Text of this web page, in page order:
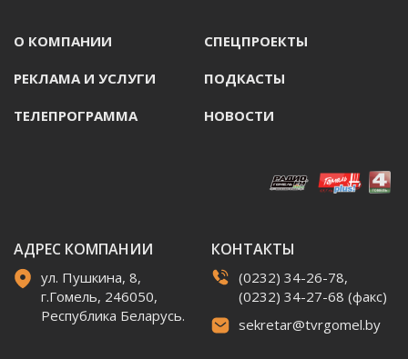
О КОМПАНИИ СПЕЦПРОЕКТЫ
РЕКЛАМА И УСЛУГИ ПОДКАСТЫ
ТЕЛЕПРОГРАММА НОВОСТИ
АДРЕС КОМПАНИИ
ул. Пушкина, 8,
г.Гомель, 246050,
Республика Беларусь.
КОНТАКТЫ
(0232) 34-26-78,
(0232) 34-27-68 (факс)
sekretar@tvrgomel.by